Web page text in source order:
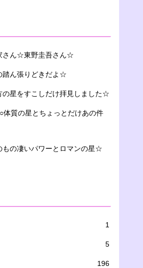
さん☆東野圭吾さん☆
踏ん張りどきだよ☆
の星をすこしだけ拝見しました☆
体質の星とちょっとだけあの件
もの凄いパワーとロマンの星☆
1
5
196